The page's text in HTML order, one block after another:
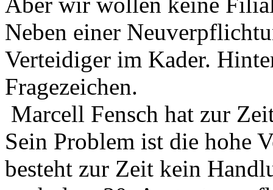
Neben einer
Verteidiger im Kader.
Fragezeichen.
Marcell Fensch hat zur
Sein Problem ist die hohe
besteht zur Zeit kein